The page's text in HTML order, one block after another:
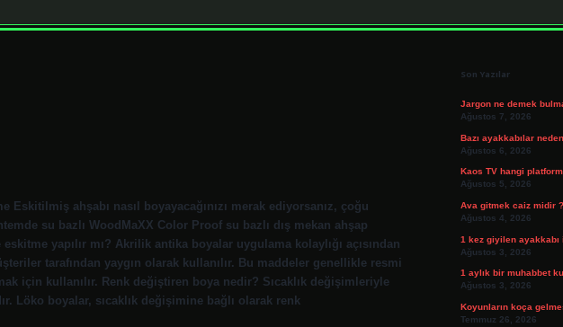
Eskitilmiş ahşabı nasıl boyayacağınızı merak ediyorsanız, çoğu
su bazlı WoodMaXX Color Proof su bazlı dış mekan ahşap
yapılır mı? Akrilik antika boyalar uygulama kolaylığı açısından
tarafından yaygın olarak kullanılır. Bu maddeler genellikle resmi
için kullanılır. Renk değiştiren boya nedir? Sıcaklık değişimleriyle
Löko boyalar, sıcaklık değişimine bağlı olarak renk
Son Yazılar
Jargon ne demek
Ağustos 7, 2026
Bazı ayakkabılar
Ağustos 6, 2026
Kaos TV hangi
Ağustos 5, 2026
Ava gitmek caiz midir ?
Ağustos 4, 2026
1 kez giyilen
Ağustos 3, 2026
1 aylık bir muhabbet
Ağustos 3, 2026
Koyunların koça
Temmuz 26, 2026